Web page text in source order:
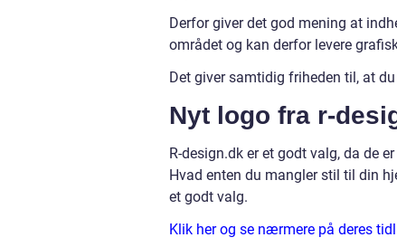
Derfor giver det god mening at
området og kan derfor levere
Det giver samtidig friheden til, at
Nyt logo fra r-
R-design.dk er et godt valg, da de
Hvad enten du mangler stil til din
et godt valg.
Klik her og se nærmere på deres